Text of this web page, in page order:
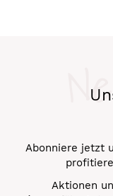
Abonniere jetzt
Aktionen